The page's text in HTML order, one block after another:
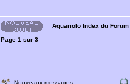
Aquariolo Index du Forum
Page 1 sur 3
Nouveaux messages